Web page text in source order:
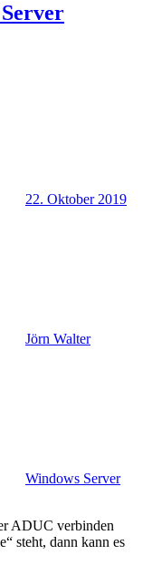
22. Oktober 2019
Jörn Walter
Windows Server
ADUC verbinden
steht, dann kann es